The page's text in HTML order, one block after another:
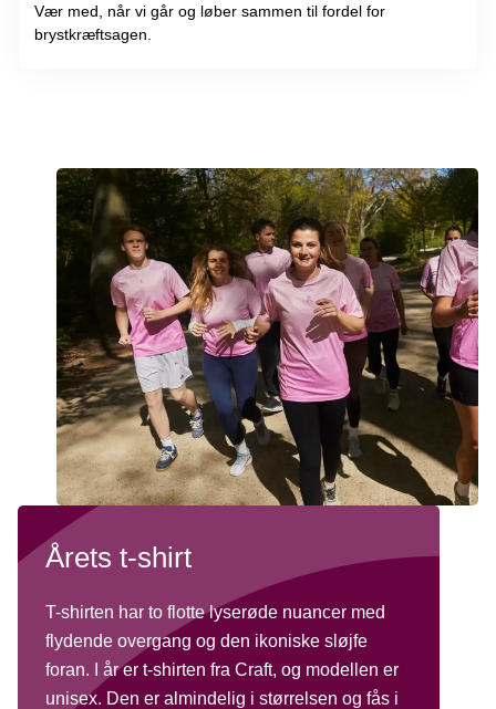
Vær med, når vi går og løber sammen til fordel for
brystkræftsagen.
Årets t-shirt
T-shirten har to flotte lyserøde nuancer med
flydende overgang og den ikoniske sløjfe
foran. I år er t-shirten fra Craft, og modellen er
unisex. Den er almindelig i størrelsen og fås i